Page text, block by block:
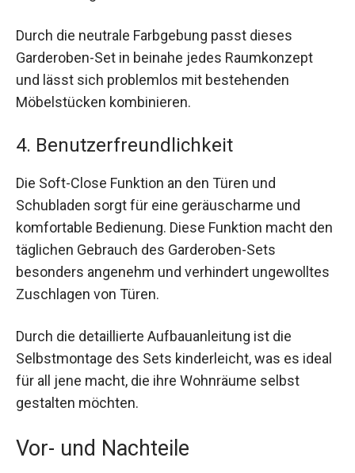
Durch die neutrale Farbgebung passt dieses
Garderoben-Set in beinahe jedes Raumkonzept
und lässt sich problemlos mit bestehenden
Möbelstücken kombinieren.
4. Benutzerfreundlichkeit
Die Soft-Close Funktion an den Türen und
Schubladen sorgt für eine geräuscharme und
komfortable Bedienung. Diese Funktion macht den
täglichen Gebrauch des Garderoben-Sets
besonders angenehm und verhindert ungewolltes
Zuschlagen von Türen.
Durch die detaillierte Aufbauanleitung ist die
Selbstmontage des Sets kinderleicht, was es ideal
für all jene macht, die ihre Wohnräume selbst
gestalten möchten.
Vor- und Nachteile